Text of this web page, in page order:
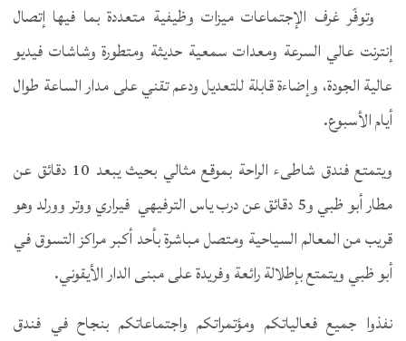
وتوفّر غرف الإجتماعات ميزات وظيفية متعددة بما فيها إتصال
إنترنت عالي السرعة ومعدات سمعية حديثة ومتطورة وشاشات فيديو
عالية الجودة، وإضاءة قابلة للتعديل ودعم تقني على مدار الساعة طوال
أيام الأسبوع.
ويتمتع فندق شاطىء الراحة بموقع مثالي بحيث يبعد 10 دقائق عن
مطار أبو ظبي و5 دقائق عن درب ياس الترفيهي فيراري ووتر وورلد وهو
قريب من المعالم السياحية ومتصل مباشرة بأحد أكبر مراكز التسوق في
أبو ظبي ويتمتع بإطلالة رائعة وفريدة على مبنى الدار الأيقوني.
نفذوا جميع فعالياتكم ومؤتمراتكم واجتماعاتكم بنجاح في فندق